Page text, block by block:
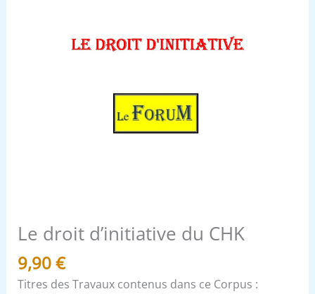
Le droit d’initiative du CHK
9,90€
Titres des Travaux contenus dans ce Corpus :